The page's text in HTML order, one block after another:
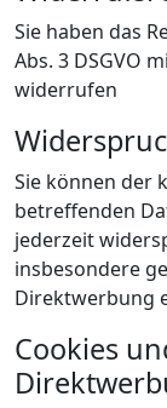
Sie haben das
Abs. 3 DSGVO
widerrufen
Sie können der
betreffenden
jederzeit
insbesondere
Direktwerbung
Cookies